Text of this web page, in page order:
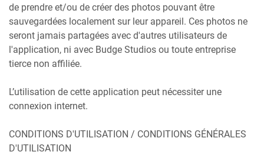
de prendre et/ou de créer des photos pouvant être
sauvegardées localement sur leur appareil. Ces photos ne
seront jamais partagées avec d'autres utilisateurs de
l'application, ni avec Budge Studios ou toute entreprise
tierce non affiliée.
L’utilisation de cette application peut nécessiter une
connexion internet.
CONDITIONS D'UTILISATION / CONDITIONS GÉNÉRALES
D'UTILISATION